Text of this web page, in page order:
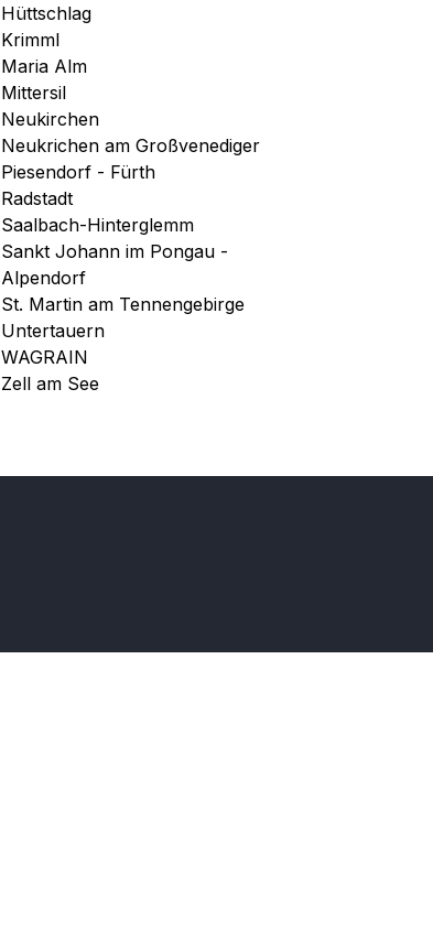
Hüttschlag
Krimml
Maria Alm
Mittersil
Neukirchen
Neukrichen am Großvenediger
Piesendorf - Fürth
Radstadt
Saalbach-Hinterglemm
Sankt Johann im Pongau -
Alpendorf
St. Martin am Tennengebirge
Untertauern
WAGRAIN
Zell am See